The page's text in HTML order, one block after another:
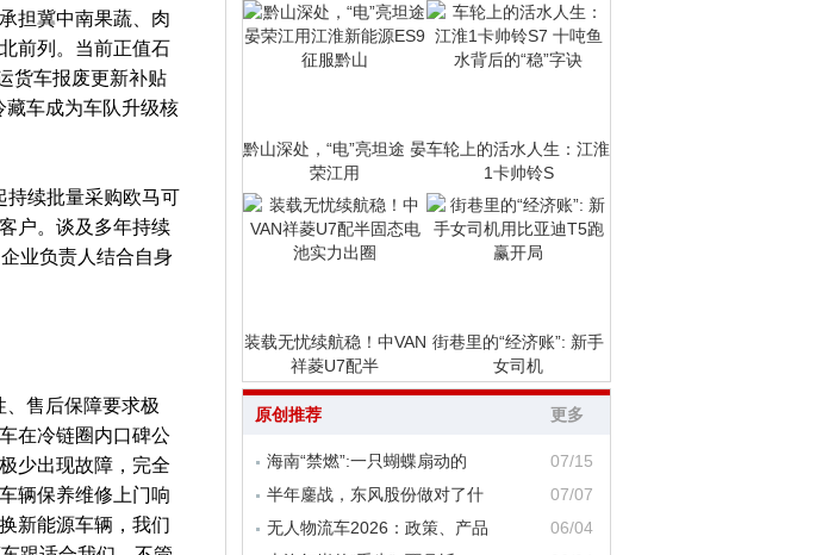
担冀中南果蔬、肉
前列。当前正值石
货车报废更新补贴
藏车成为车队升级核
持续批量采购欧马可
户。谈及多年持续
业负责人结合自身
、售后保障要求极
在冷链圈内口碑公
少出现故障，完全
辆保养维修上门响
新能源车辆，我们
黔山深处，“电”亮坦途 晏
荣江用
车轮上的活水人生：江淮
1卡帅铃S
装载无忧续航稳！中VAN
祥菱U7配半
街巷里的“经济账”: 新手
女司机
原创推荐 更多
海南“禁燃”:一只蝴蝶扇动的
07/15
半年鏖战，东风股份做对了什
07/07
无人物流车2026：政策、产品
06/04